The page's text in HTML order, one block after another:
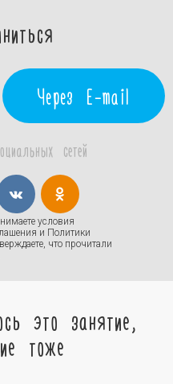
Через E-mail
сетей
условия
и Политики
что прочитали
это занятие,
тоже